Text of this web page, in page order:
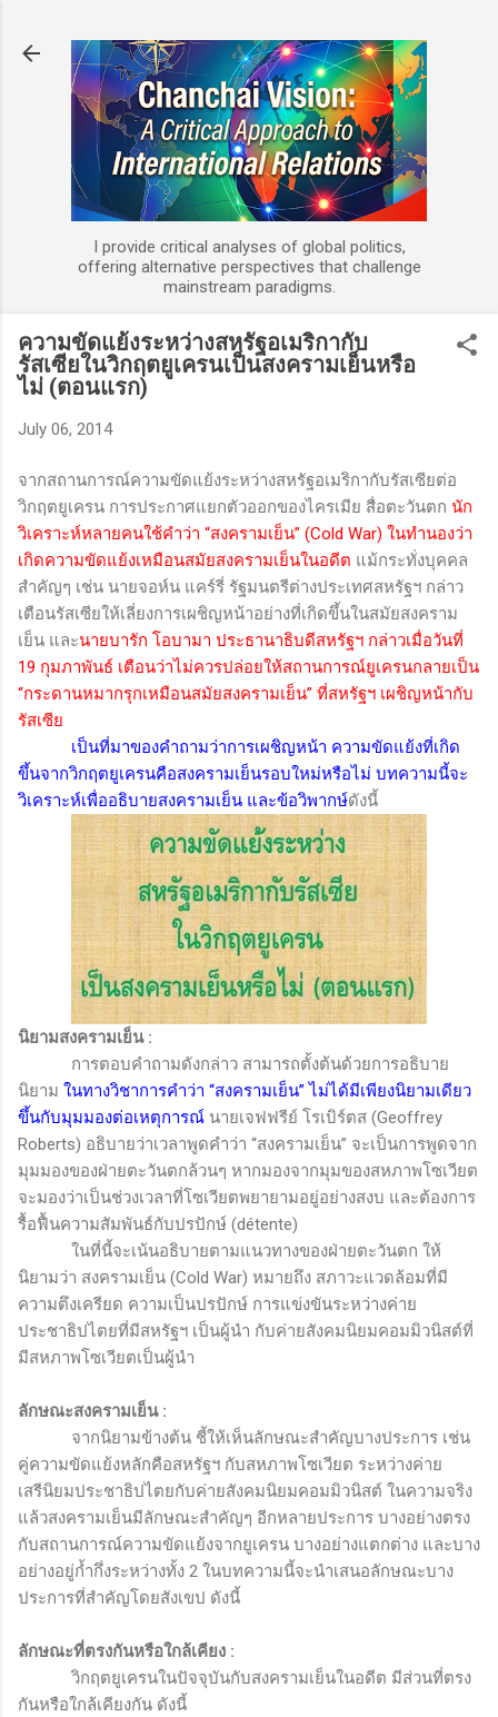
I provide critical analyses of global politics,
offering alternative perspectives that challenge
mainstream paradigms.
ความขัดแย้งระหว่างสหรัฐอเมริกากับ
รัสเซียในวิกฤตยูเครนเป็นสงครามเย็นหรือ
ไม่ (ตอนแรก)
July 06, 2014
จากสถานการณ์ความขัดแย้งระหว่างสหรัฐอเมริกากับรัสเซียต่อ
วิกฤตยูเครน การประกาศแยกตัวออกของไครเมีย สื่อตะวันตก นัก
วิเคราะห์หลายคนใช้คำว่า “สงครามเย็น” (Cold War) ในทำนองว่า
เกิดความขัดแย้งเหมือนสมัยสงครามเย็นในอดีต แม้กระทั่งบุคคล
สำคัญๆ เช่น นายจอห์น แคร์รี่ รัฐมนตรีต่างประเทศสหรัฐฯ กล่าว
เตือนรัสเซียให้เลี่ยงการเผชิญหน้าอย่างที่เกิดขึ้นในสมัยสงคราม
เย็น และนายบารัก โอบามา ประธานาธิบดีสหรัฐฯ กล่าวเมื่อวันที่
19 กุมภาพันธ์ เตือนว่าไม่ควรปล่อยให้สถานการณ์ยูเครนกลายเป็น
“กระดานหมากรุกเหมือนสมัยสงครามเย็น” ที่สหรัฐฯ เผชิญหน้ากับ
รัสเซีย
เป็นที่มาของคำถามว่าการเผชิญหน้า ความขัดแย้งที่เกิด
ขึ้นจากวิกฤตยูเครนคือสงครามเย็นรอบใหม่หรือไม่ บทความนี้จะ
วิเคราะห์เพื่ออธิบายสงครามเย็น และข้อวิพากษ์ดังนี้
นิยามสงครามเย็น:
การตอบคำถามดังกล่าว สามารถตั้งต้นด้วยการอธิบาย
นิยาม ในทางวิชาการคำว่า “สงครามเย็น” ไม่ได้มีเพียงนิยามเดียว
ขึ้นกับมุมมองต่อเหตุการณ์ นายเจฟฟรีย์ โรเบิร์ตส (Geoffrey
Roberts) อธิบายว่าเวลาพูดคำว่า “สงครามเย็น” จะเป็นการพูดจาก
มุมมองของฝ่ายตะวันตกล้วนๆ หากมองจากมุมของสหภาพโซเวียต
จะมองว่าเป็นช่วงเวลาที่โซเวียตพยายามอยู่อย่างสงบ และต้องการ
รื้อฟื้นความสัมพันธ์กับปรปักษ์ (détente)
ในที่นี้จะเน้นอธิบายตามแนวทางของฝ่ายตะวันตก ให้
นิยามว่า สงครามเย็น (Cold War) หมายถึง สภาวะแวดล้อมที่มี
ความตึงเครียด ความเป็นปรปักษ์ การแข่งขันระหว่างค่าย
ประชาธิปไตยที่มีสหรัฐฯ เป็นผู้นำ กับค่ายสังคมนิยมคอมมิวนิสต์ที่
มีสหภาพโซเวียตเป็นผู้นำ
ลักษณะสงครามเย็น :
จากนิยามข้างต้น ชี้ให้เห็นลักษณะสำคัญบางประการ เช่น
คู่ความขัดแย้งหลักคือสหรัฐฯ กับสหภาพโซเวียต ระหว่างค่าย
เสรีนิยมประชาธิปไตยกับค่ายสังคมนิยมคอมมิวนิสต์ ในความจริง
แล้วสงครามเย็นมีลักษณะสำคัญๆ อีกหลายประการ บางอย่างตรง
กับสถานการณ์ความขัดแย้งจากยูเครน บางอย่างแตกต่าง และบาง
อย่างอยู่ก้ำกึ่งระหว่างทั้ง 2 ในบทความนี้จะนำเสนอลักษณะบาง
ประการที่สำคัญโดยสังเขป ดังนี้
ลักษณะที่ตรงกันหรือใกล้เคียง :
วิกฤตยูเครนในปัจจุบันกับสงครามเย็นในอดีต มีส่วนที่ตรง
กันหรือใกล้เคียงกัน ดังนี้